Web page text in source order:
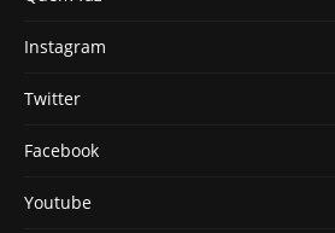
Instagram
Twitter
Facebook
Youtube